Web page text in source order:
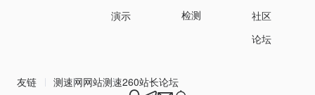
演示
检测
社区
论坛
友链 测速网网站测速260站长论坛